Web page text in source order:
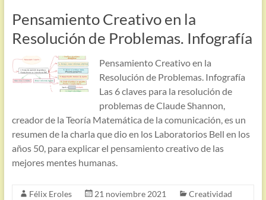
Pensamiento Creativo en la
Resolución de Problemas. Infografía
Pensamiento Creativo en la
Resolución de Problemas. Infografía
Las 6 claves para la resolución de
problemas de Claude Shannon,
creador de la Teoría Matemática de la comunicación, es un
resumen de la charla que dio en los Laboratorios Bell en los
años 50, para explicar el pensamiento creativo de las
mejores mentes humanas.
Félix Eroles 21 noviembre 2021
Creatividad